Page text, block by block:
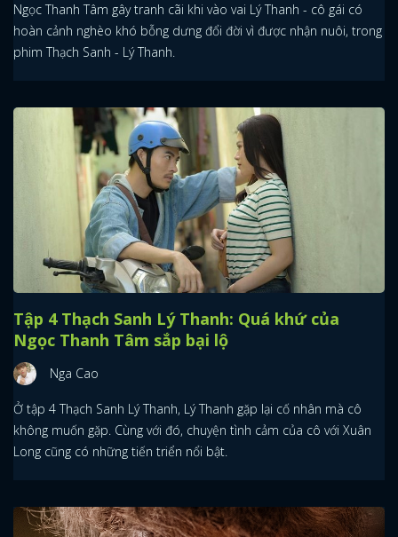
Ngọc Thanh Tâm gây tranh cãi khi vào vai Lý Thanh - cô gái có
hoàn cảnh nghèo khó bỗng dưng đổi đời vì được nhận nuôi, trong
phim Thạch Sanh - Lý Thanh.
Tập 4 Thạch Sanh Lý Thanh: Quá khứ của
Ngọc Thanh Tâm sắp bại lộ
Nga Cao
Ở tập 4 Thạch Sanh Lý Thanh, Lý Thanh gặp lại cố nhân mà cô
không muốn gặp. Cùng với đó, chuyện tình cảm của cô với Xuân
Long cũng có những tiến triển nổi bật.